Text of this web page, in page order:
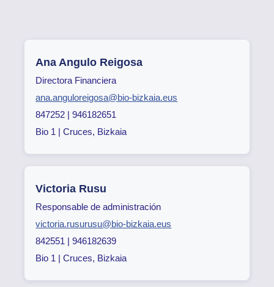
Ana Angulo Reigosa
Directora Financiera
ana.anguloreigosa@bio-bizkaia.eus
847252 | 946182651
Bio 1 | Cruces, Bizkaia
Victoria Rusu
Responsable de administración
victoria.rusurusu@bio-bizkaia.eus
842551 | 946182639
Bio 1 | Cruces, Bizkaia